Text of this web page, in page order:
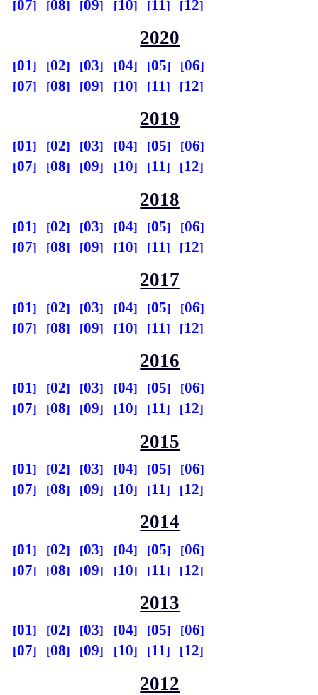
07 08 09 10 11 12
2020
01 02 03 04 05
06
07
08 09 10 11 12
2019
01 02 03 04 05
06
07
08 09 10 11 12
2018
01 02 03 04 05
06
07
08 09 10 11 12
2017
01 02 03 04 05
06
07
08 09 10 11 12
2016
01 02 03 04 05
06
07
08 09 10 11 12
2015
01 02 03 04 05
06
07
08 09 10 11 12
2014
01 02 03 04 05
06
07
08 09 10 11 12
2013
01 02 03 04 05
06
07
08 09 10 11 12
2012